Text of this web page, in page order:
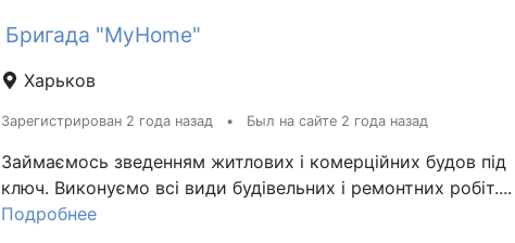
Бригада "MyHome"
Харьков
Зарегистрирован 2 года назад • Был на сайте 2 года назад
Займаємось зведенням житлових і комерційних будов під
ключ. Виконуємо всі види будівельних і ремонтних робіт....
Подробнее